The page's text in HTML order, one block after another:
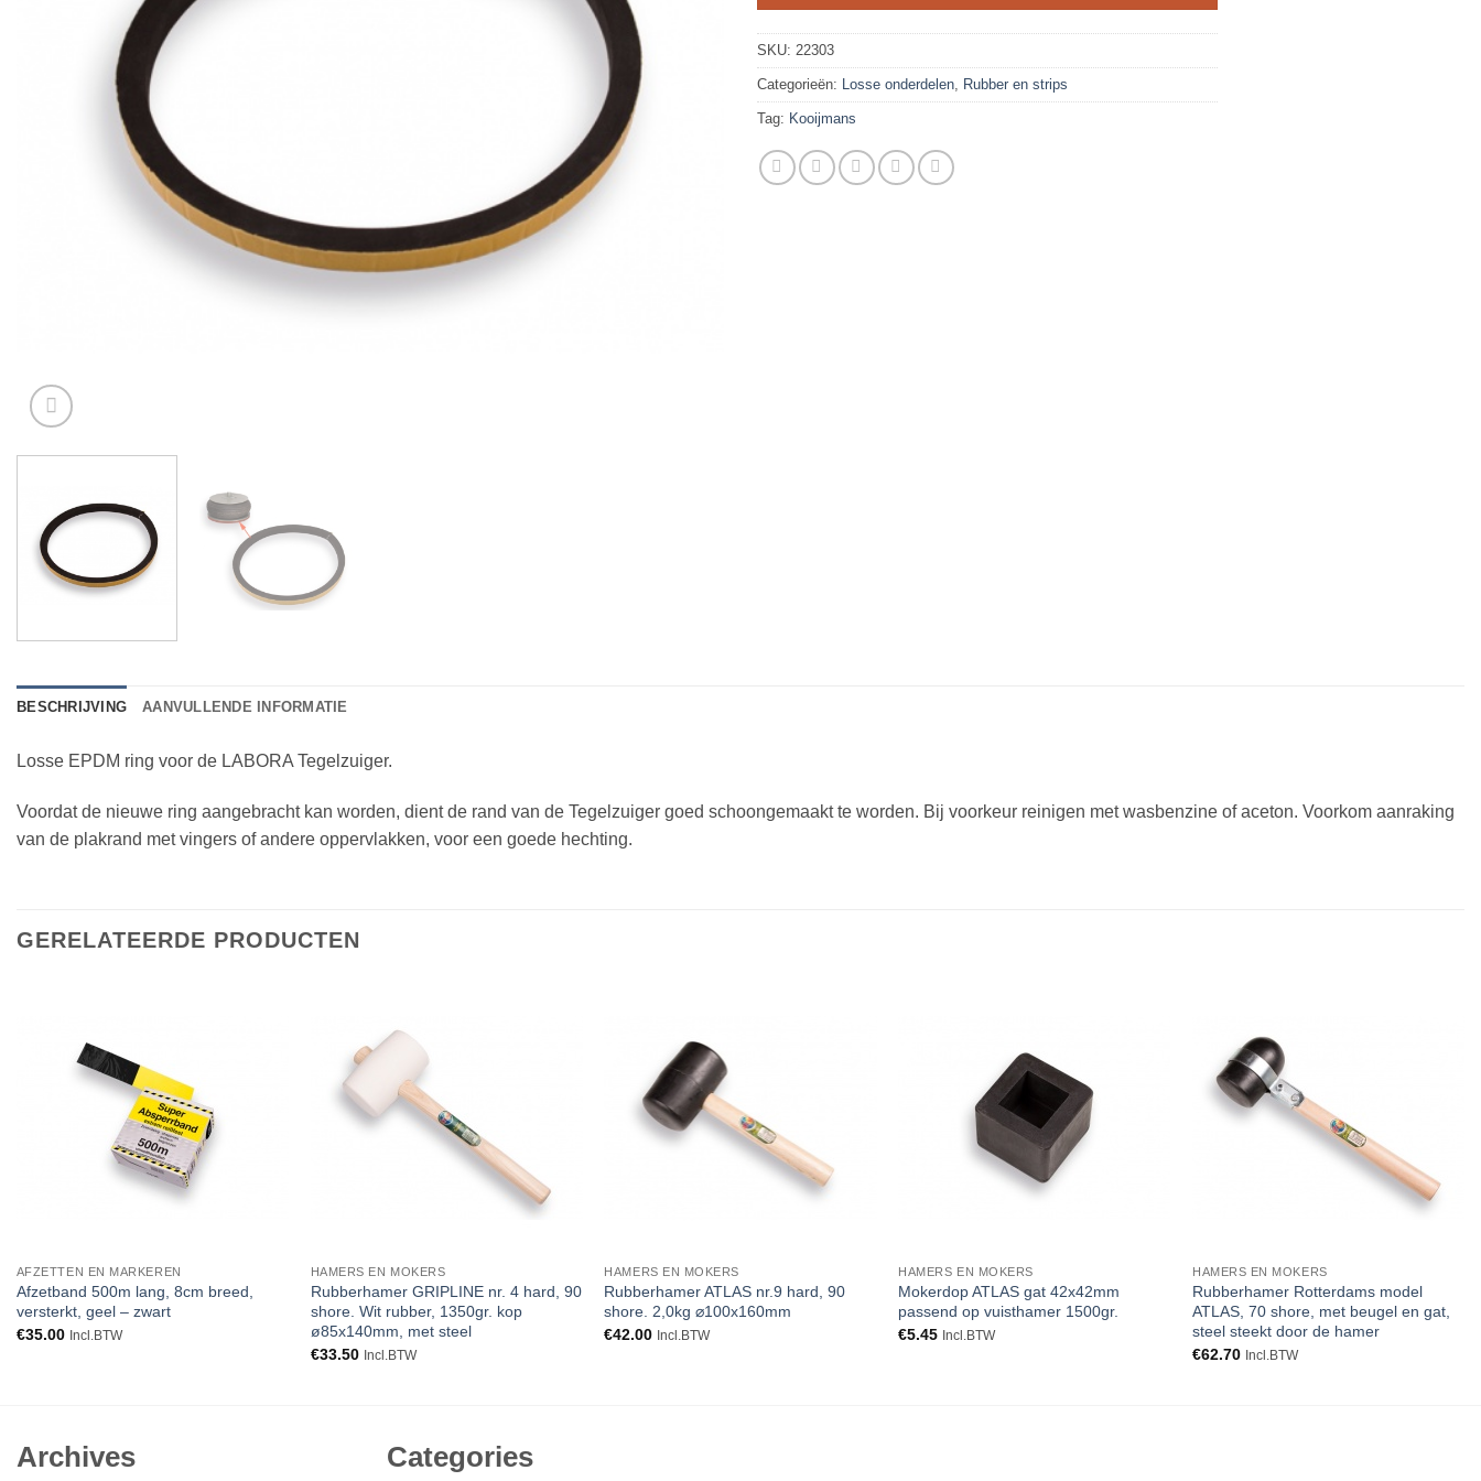
SKU: 22303
Categorieën: Losse onderdelen Rubber en strips
Tag: Kooijmans
BESCHRIJVING AANVULLENDE INFORMATIE
Losse EPDM ring voor de LABORA Tegelzuiger.
Voordat de nieuwe ring aangebracht kan worden, dient de rand van de Tegelzuiger goed schoongemaakt te worden. Bij voorkeur reinigen met wasbenzine of aceton. Voorkom aanraking
van de plakrand met vingers of andere oppervlakken, voor een goede hechting.
GERELATEERDE PRODUCTEN
AFZETTEN EN MARKEREN
Afzetband 500m lang, 8cm breed,
versterkt, geel – zwart
€35.00 Incl.BTW
HAMERS EN MOKERS
Rubberhamer GRIPLINE nr. 4 hard, 90
shore. Wit rubber, 1350gr. kop
ø85x140mm, met steel
€33.50 Incl.BTW
HAMERS EN MOKERS
Rubberhamer ATLAS nr.9 hard, 90
shore. 2,0kg ⌀100x160mm
€42.00 Incl.BTW
HAMERS EN MOKERS
Mokerdop ATLAS gat 42x42mm
passend op vuisthamer 1500gr.
€5.45 Incl.BTW
HAMERS EN MOKERS
Rubberhamer Rotterdams model
ATLAS, 70 shore, met beugel en gat,
steel steekt door de hamer
€62.70 Incl.BTW
Archives Categories